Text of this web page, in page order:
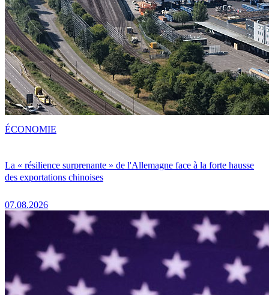
La « résilience surprenante » de l'Allemagne face à la forte hausse
des exportations chinoises
07.08.2026
ÉCONOMIE